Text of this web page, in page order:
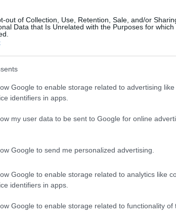
out of Collection, Use, Retention, Sale, and/or
Data that Is Unrelated with the Purposes for which
Google to enable storage related to advertising
identifiers in apps.
my user data to be sent to Google for online
Google to send me personalized advertising.
Google to enable storage related to analytics like
identifiers in apps.
Google to enable storage related to functionality of